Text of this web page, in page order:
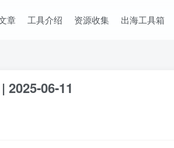
章 工具介绍 资源收集 出海工具箱
2025-06-11